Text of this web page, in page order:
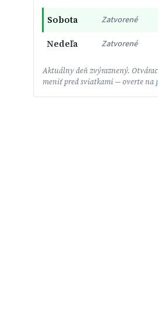
Sobota Zatvorené
Nedeľa Zatvorené
Aktuálny deň zvýraznený.
meniť pred sviatkami — overte na